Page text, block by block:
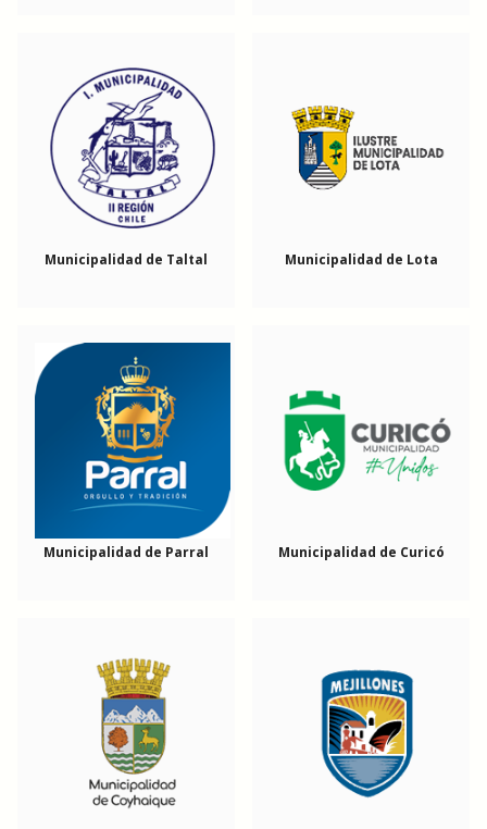
Municipalidad de Taltal Municipalidad de Lota
Municipalidad de Parral Municipalidad de Curicó